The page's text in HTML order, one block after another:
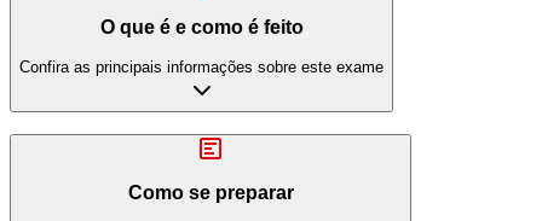
O que é e como é feito
Confira as principais informações sobre este exame
Como se preparar